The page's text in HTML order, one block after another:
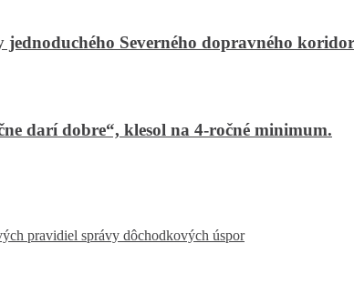
Severného dopravného
darí dobre“, klesol na 4-ročné minimum.